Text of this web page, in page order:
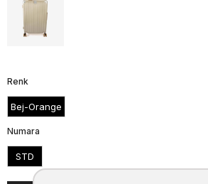
Renk
Bej-Orange
Numara
STD